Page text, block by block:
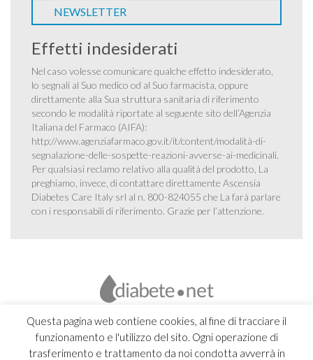
Questa pagina web contiene cookies, al fine di tracciare il
funzionamento e l'utilizzo del sito. Ogni operazione di
trasferimento e trattamento da noi condotta avverrà in
NEWSLETTER
Effetti indesiderati
Nel caso volesse comunicare qualche effetto indesiderato,
lo segnali al Suo medico od al Suo farmacista, oppure
direttamente alla Sua struttura sanitaria di riferimento
secondo le modalità riportate al seguente sito dell’Agenzia
Italiana del Farmaco (AIFA):
http://www.agenziafarmaco.gov.it/it/content/modalità-di-
segnalazione-delle-sospette-reazioni-avverse-ai-medicinali.
Per qualsiasi reclamo relativo alla qualità del prodotto, La
preghiamo, invece, di contattare direttamente Ascensia
Diabetes Care Italy srl al n. 800-824055 che La farà parlare
con i responsabili di riferimento. Grazie per l’attenzione.